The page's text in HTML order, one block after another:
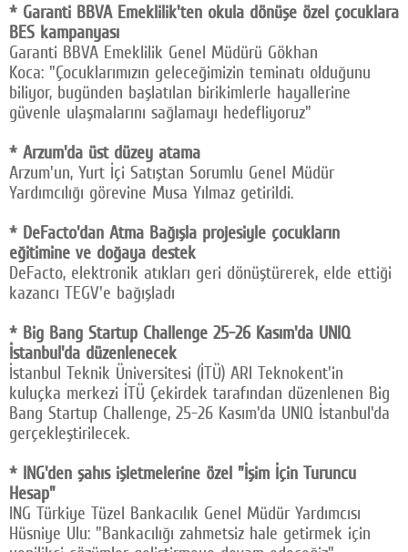
* Garanti BBVA Emeklilik'ten okula dönüşe özel çocuklara
BES kampanyası
Garanti BBVA Emeklilik Genel Müdürü Gökhan
Koca: "Çocuklarımızın geleceğimizin teminatı olduğunu
biliyor, bugünden başlatılan birikimlerle hayallerine
güvenle ulaşmalarını sağlamayı hedefliyoruz"
* Arzum'da üst düzey atama
Arzum'un, Yurt İçi Satıştan Sorumlu Genel Müdür
Yardımcılığı görevine Musa Yılmaz getirildi.
* DeFacto'dan Atma Bağışla projesiyle çocukların
eğitimine ve doğaya destek
DeFacto, elektronik atıkları geri dönüştürerek, elde ettiği
kazancı TEGV'e bağışladı
* Big Bang Startup Challenge 25-26 Kasım'da UNIQ
İstanbul'da düzenlenecek
İstanbul Teknik Üniversitesi (İTÜ) ARI Teknokent'in
kuluçka merkezi İTÜ Çekirdek tarafından düzenlenen Big
Bang Startup Challenge, 25-26 Kasım'da UNIQ İstanbul'da
gerçekleştirilecek.
* ING'den şahıs işletmelerine özel "İşim İçin Turuncu
Hesap"
ING Türkiye Tüzel Bankacılık Genel Müdür Yardımcısı
Hüsniye Ulu: "Bankacılığı zahmetsiz hale getirmek için